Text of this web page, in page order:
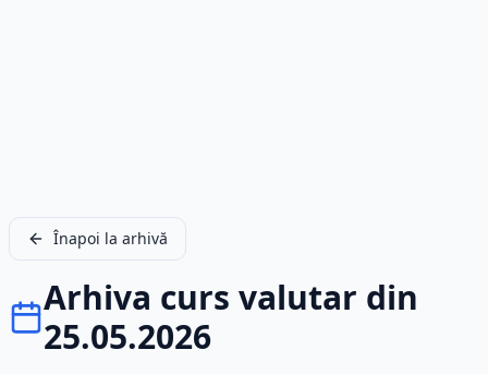
Înapoi la arhivă
Arhiva curs valutar din
25.05.2026